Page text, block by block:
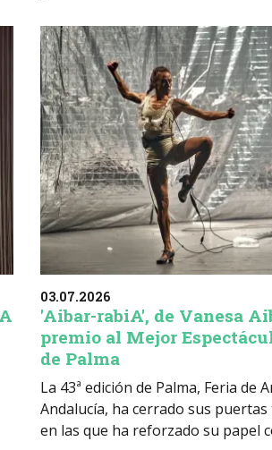
03.07.2026
'Aibar-rabiA', de Vanesa
premio al Mejor
de Palma
La 43ª edición de Palma, Feria de
Andalucía, ha cerrado sus
en las que ha reforzado su papel